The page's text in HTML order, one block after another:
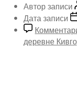
Автор записи
Дата записи
деревне